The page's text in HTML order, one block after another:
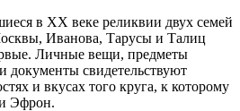
в ХХ веке реликвии двух семей
Иванова, Тарусы и Талиц
Личные вещи, предметы
документы свидетельствуют
и вкусах того круга, к которому
Эфрон.